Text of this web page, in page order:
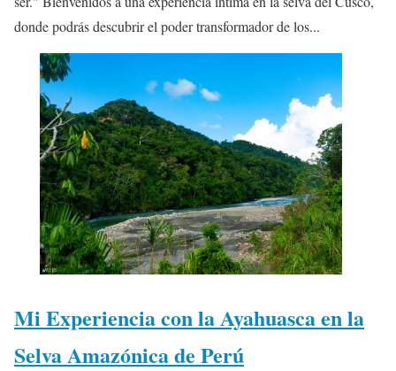
donde podrás descubrir el poder transformador de los...
Mi Experiencia con la Ayahuasca en la
Selva Amazónica de Perú